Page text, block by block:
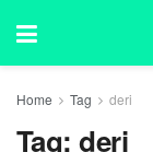
Home Tag deri
Tag:deri